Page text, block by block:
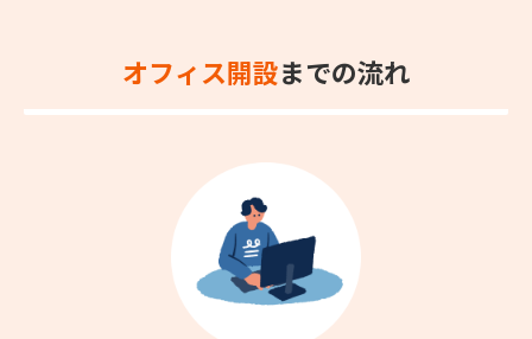
オフィス開設までの流れ